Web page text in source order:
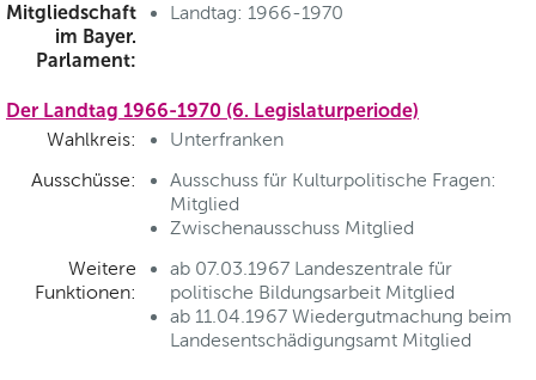
Mitgliedschaft
im Bayer.
Parlament:
Landtag: 1966-1970
Der Landtag 1966-1970 (6. Legislaturperiode)
Wahlkreis:
Unterfranken
Ausschüsse:
Ausschuss für Kulturpolitische Fragen:
Mitglied
Zwischenausschuss Mitglied
Weitere
Funktionen:
ab 07.03.1967 Landeszentrale für
politische Bildungsarbeit Mitglied
ab 11.04.1967 Wiedergutmachung beim
Landesentschädigungsamt Mitglied